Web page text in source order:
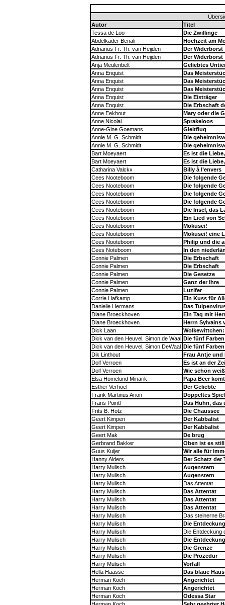
Autor
Titel
Tessa de Loo
Die Zwillinge
Abdelkader Benali
Hochzeit am
Adrianus Fr. Th. van Heijden
Der Widerborst
Adrianus Fr. Th. van Heijden
Der Widerborst
Anja Meulenbelt
Geliebtes
Anna Enquist
Das
Anna Enquist
Das
Anna Enquist
Das
Anna Enquist
Die Eisträger
Anna Enquist
Die Erbschaft
Anne Eekhout
Mary oder die
Anne Nicolai
Sprakeloos
Anne-Gine Goemans
Gleitflug
Annie M. G. Schmidt
Die
Annie M. G. Schmidt
Die
Bart Moeyaert
Es ist die
Bart Moeyaert
Es ist die
Catharina Valckx
Billy à l’envers
Cees Nooteboom
Die folgende
Cees Nooteboom
Die folgende
Cees Nooteboom
Die folgende
Cees Nooteboom
Die folgende
Cees Nooteboom
Die Insel, das
Cees Nooteboom
Ein Lied von
Cees Nooteboom
Mokusei!
Cees Nooteboom
Mokusei! eine
Cees Nooteboom
Philip und die
Cees Noteboom
In den
Connie Palmen
Die Erbschaft
Connie Palmen
Die Erbschaft
Connie Palmen
Die Gesetze
Connie Palmen
Ganz der Ihre
Connie Palmen
Luzifer
Corrie Hafkamp
Ein Kuss für
Danielle Hermans
Das
Diane Broeckhoven
Ein Tag mit
Diane Broeckhoven
Herrn Sylvains
Dick Laan
Dick van den Heuvel, Simon de Waal Die fünf
Dick van den Heuvel, Simon DeWaal Die fünf
Dik Linthout
Frau Antje und
Dolf Verroen
Es ist an der
Dolf Verroen
Wie schön
Elsa Homelund Minarik
Papa Beer
Esther Verhoef
Der Geliebte
Frank Martinus Arion
Doppeltes Spiel
Frans Pointl
Das Huhn, das
Frits B. Hotz
Die Chaussee
Geert Kimpen
Der Kabbalist
Geert Kimpen
Der Kabbalist
Geert Mak
De brug
Gerbrand Bakker
Oben ist es still
Guus Kuijer
Wir alle für
Hanny Alders
Der Schatz der
Harry Mulisch
Augenstern
Harry Mulisch
Augenstern
Harry Mulisch
Das Attentat
Harry Mulisch
Das Attentat
Harry Mulisch
Das Attentat
Harry Mulisch
Das Attentat
Harry Mulisch
Das steinerne
Harry Mulisch
Die
Harry Mulisch
Die Entdeckung
Harry Mulisch
Die
Harry Mulisch
Die Grenze
Harry Mulisch
Die Prozedur
Harry Mulisch
Vorfall
Hella Haasse
Das blaue Haus
Herman Koch
Angerichtet
Herman Koch
Angerichtet
Herman Koch
Odessa Star